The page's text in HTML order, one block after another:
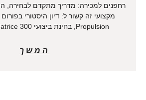
רחפנים למכירה: מדריך מתקדם לבחירה,
Propulsion, בחינת ביצועי DJI Matrice 300, תקנות
המשך